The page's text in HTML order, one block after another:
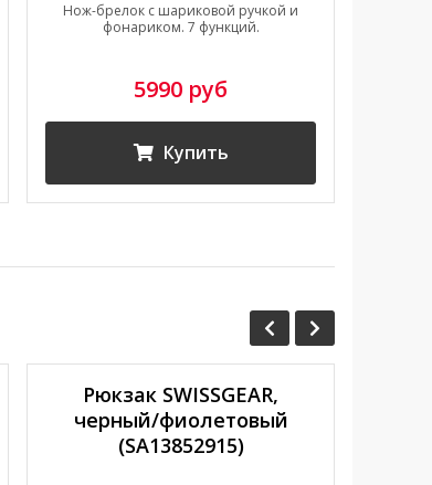
Нож-брелок с шариковой ручкой и
фонариком. 7 функций.
5990 руб
Купить
Рюкзак SWISSGEAR,
черный/фиолетовый
(SA13852915)